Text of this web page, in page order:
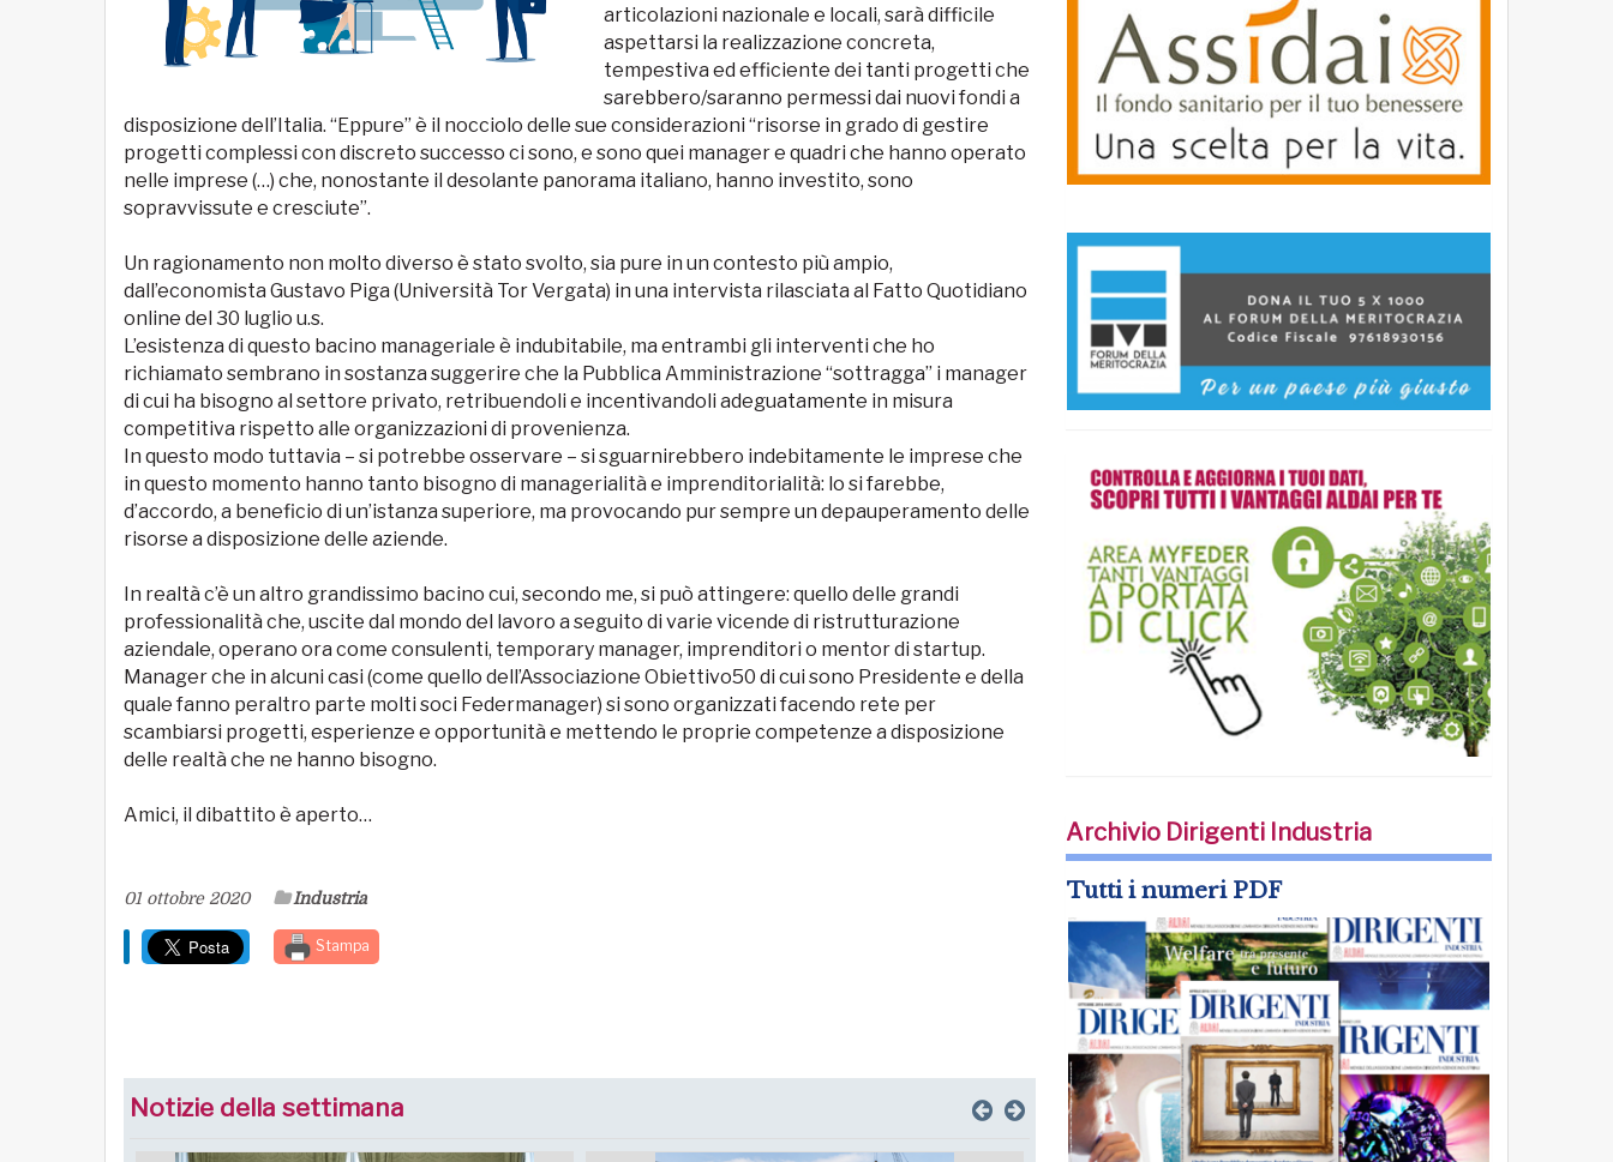
articolazioni nazionale e locali, sarà difficile
aspettarsi la realizzazione concreta,
tempestiva ed efficiente dei tanti progetti che
sarebbero/saranno permessi dai nuovi fondi a
disposizione dell’Italia. “Eppure” è il nocciolo delle sue considerazioni “risorse in grado di gestire
progetti complessi con discreto successo ci sono, e sono quei manager e quadri che hanno operato
nelle imprese (…) che, nonostante il desolante panorama italiano, hanno investito, sono
sopravvissute e cresciute”.
Un ragionamento non molto diverso è stato svolto, sia pure in un contesto più ampio,
dall’economista Gustavo Piga (Università Tor Vergata) in una intervista rilasciata al Fatto Quotidiano
online del 30 luglio u.s.
L’esistenza di questo bacino manageriale è indubitabile, ma entrambi gli interventi che ho
richiamato sembrano in sostanza suggerire che la Pubblica Amministrazione “sottragga” i manager
di cui ha bisogno al settore privato, retribuendoli e incentivandoli adeguatamente in misura
competitiva rispetto alle organizzazioni di provenienza.
In questo modo tuttavia – si potrebbe osservare – si sguarnirebbero indebitamente le imprese che
in questo momento hanno tanto bisogno di managerialità e imprenditorialità: lo si farebbe,
d’accordo, a beneficio di un’istanza superiore, ma provocando pur sempre un depauperamento delle
risorse a disposizione delle aziende.
In realtà c’è un altro grandissimo bacino cui, secondo me, si può attingere: quello delle grandi
professionalità che, uscite dal mondo del lavoro a seguito di varie vicende di ristrutturazione
aziendale, operano ora come consulenti, temporary manager, imprenditori o mentor di startup.
Manager che in alcuni casi (come quello dell’Associazione Obiettivo50 di cui sono Presidente e della
quale fanno peraltro parte molti soci Federmanager) si sono organizzati facendo rete per
scambiarsi progetti, esperienze e opportunità e mettendo le proprie competenze a disposizione
delle realtà che ne hanno bisogno.
Amici, il dibattito è aperto…
01 ottobre 2020 Industria
Stampa
Notizie della settimana
Archivio Dirigenti Industria
Tutti i numeri PDF